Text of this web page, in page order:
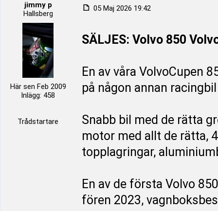
jimmy p
Hallsberg
Här sen Feb 2009
Inlägg: 458
Trådstartare
05 Maj 2026 19:42
SÄLJES: Volvo 850
En av våra VolvoCupen
på någon annan
Snabb bil med de rätta
motor med allt de rätta,
topplagringar,
En av de första Volvo
fören 2023,